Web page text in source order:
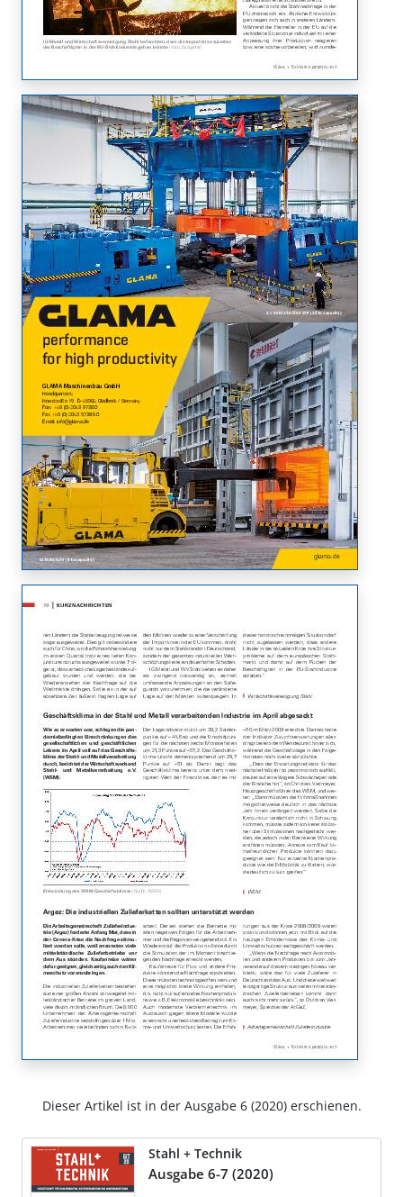
Dieser Artikel ist in der Ausgabe 6 (2020) erschienen.
Stahl + Technik
Ausgabe 6-7 (2020)